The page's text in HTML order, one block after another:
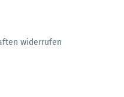
widerrufen